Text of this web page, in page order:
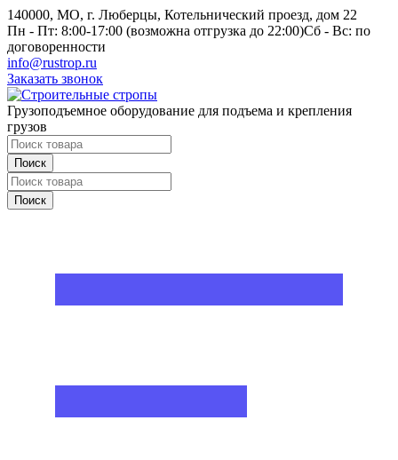
140000, МО, г. Люберцы, Котельнический проезд, дом 22
Пн - Пт: 8:00-17:00 (возможна отгрузка до 22:00)Сб - Вс: по
договоренности
info@rustrop.ru
Заказать звонок
Грузоподъемное оборудование для подъема и крепления
грузов
Поиск
Поиск